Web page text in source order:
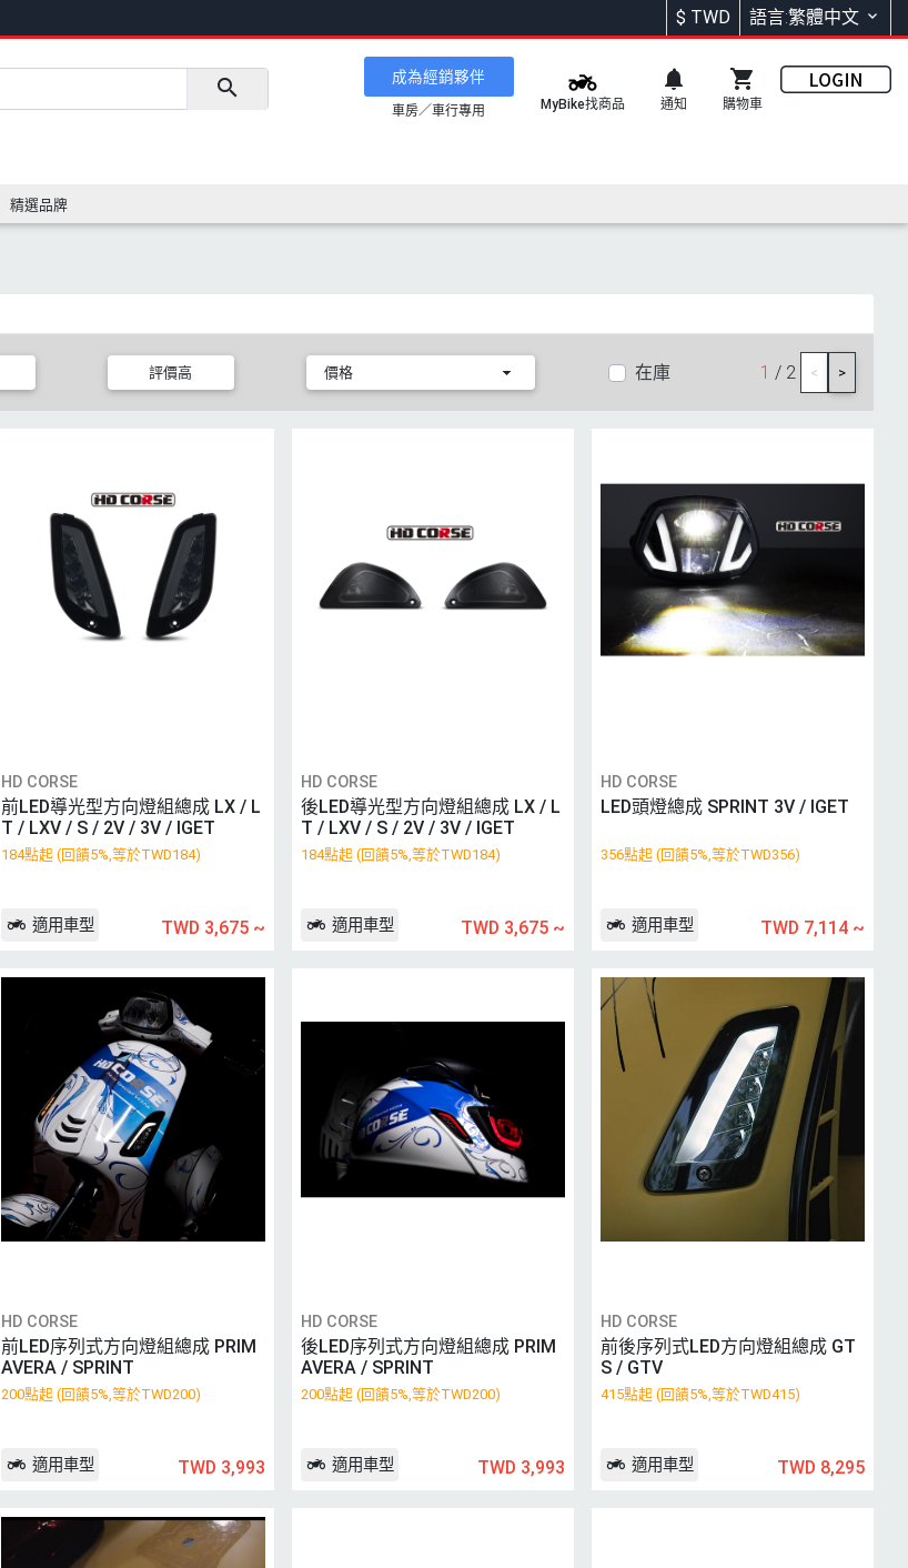
$ TWD 語言:繁體中文
成為經銷夥伴
車房／車行專用 MyBike找商品 通知 購物車
精選品牌
評價高 價格 在庫 1 / 2 < >
HD CORSE
前LED導光型方向燈組總成 LX / L
T / LXV / S / 2V / 3V / IGET
184點起 (回饋5%,等於TWD184)
適用車型 TWD 3,675 ~
HD CORSE
後LED導光型方向燈組總成 LX / L
T / LXV / S / 2V / 3V / IGET
184點起 (回饋5%,等於TWD184)
適用車型 TWD 3,675 ~
HD CORSE
LED頭燈總成 SPRINT 3V / IGET
356點起 (回饋5%,等於TWD356)
適用車型 TWD 7,114~
HD CORSE
前LED序列式方向燈組總成 PRIM
AVERA / SPRINT
200點起 (回饋5%,等於TWD200)
適用車型 TWD 3,993
HD CORSE
後LED序列式方向燈組總成 PRIM
AVERA / SPRINT
200點起 (回饋5%,等於TWD200)
適用車型 TWD 3,993
HD CORSE
前後序列式LED方向燈組總成 GT
S / GTV
415點起 (回饋5%,等於TWD415)
適用車型 TWD 8,295